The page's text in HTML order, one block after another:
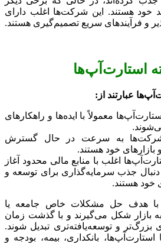
خود هستند. این شرکت‌ها اغلب دارای
و فرآیندهای سریع تصمیم‌گیری هستند.
استارت‌آپ‌ها
عبارتند از:
معمولاً با ایده‌ها و راهکارهای
به سرعت در حال گسترش
خود هستند.
اغلب با منابع مالی محدود آغاز
دنبال جذب سرمایه‌گذاری برای توسعه و
هستند.
با هدف حل مشکلات خاص جامعه یا
بازار شکل می‌گیرند و با گذشت زمان
و توسعه‌یافته‌تری تبدیل شوند.
بانکداری، بیمه، بودجه و